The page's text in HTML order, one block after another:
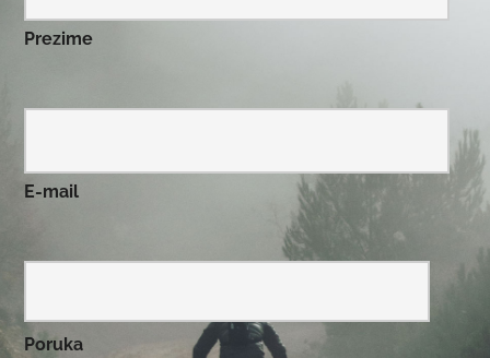
Prezime
E-mail
Poruka